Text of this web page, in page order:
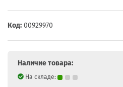
Код: 00929970
Наличие товара:
На складе: